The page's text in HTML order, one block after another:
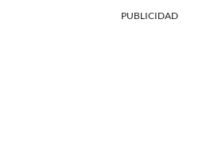
PUBLICIDAD